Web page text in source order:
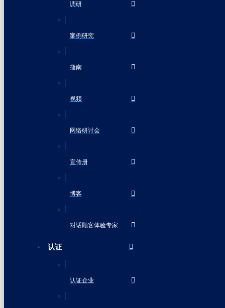
调研
案例研究
指南
视频
网络研讨会
宣传册
博客
对话顾客体验专家
认证
认证企业